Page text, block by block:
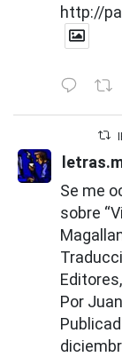
http://
Se me
sobre
Por